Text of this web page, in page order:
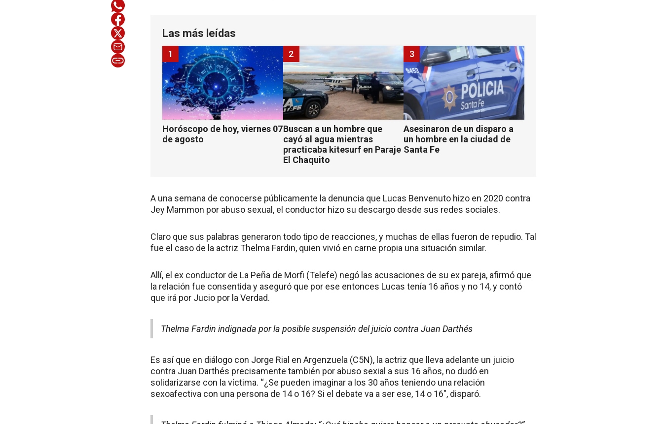
Las más leídas
Horóscopo de hoy, viernes 07
de agosto
1
Buscan a un hombre que
cayó al agua mientras
practicaba kitesurf en Paraje
El Chaquito
2
Asesinaron de un disparo a
un hombre en la ciudad de
Santa Fe
3
A una semana de conocerse públicamente la denuncia que Lucas Benvenuto hizo en 2020 contra
Jey Mammon por abuso sexual, el conductor hizo su descargo desde sus redes sociales.
Claro que sus palabras generaron todo tipo de reacciones, y muchas de ellas fueron de repudio. Tal
fue el caso de la actriz Thelma Fardin, quien vivió en carne propia una situación similar.
Allí, el ex conductor de La Peña de Morfi (Telefe) negó las acusaciones de su ex pareja, afirmó que
la relación fue consentida y aseguró que por ese entonces Lucas tenía 16 años y no 14, y contó
que irá por Jucio por la Verdad.
Thelma Fardin indignada por la posible suspensión del juicio contra Juan Darthés
Es así que en diálogo con Jorge Rial en Argenzuela (C5N), la actriz que lleva adelante un juicio
contra Juan Darthés precisamente también por abuso sexial a sus 16 años, no dudó en
solidarizarse con la víctima. “¿Se pueden imaginar a los 30 años teniendo una relación
sexoafectiva con una persona de 14 o 16? Si el debate va a ser ese, 14 o 16″, disparó.